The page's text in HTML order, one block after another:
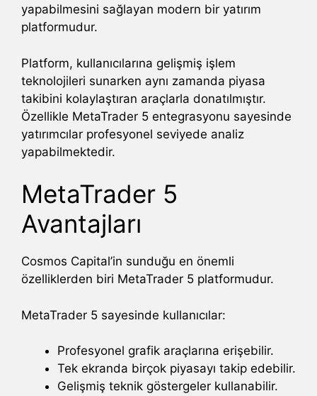
yapabilmesini sağlayan modern bir yatırım
platformudur.
Platform, kullanıcılarına gelişmiş işlem
teknolojileri sunarken aynı zamanda piyasa
takibini kolaylaştıran araçlarla donatılmıştır.
Özellikle MetaTrader 5 entegrasyonu sayesinde
yatırımcılar profesyonel seviyede analiz
yapabilmektedir.
MetaTrader 5
Avantajları
Cosmos Capital’in sunduğu en önemli
özelliklerden biri MetaTrader 5 platformudur.
MetaTrader 5 sayesinde kullanıcılar:
Profesyonel grafik araçlarına erişebilir.
Tek ekranda birçok piyasayı takip edebilir.
Gelişmiş teknik göstergeler kullanabilir.